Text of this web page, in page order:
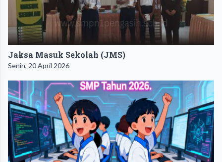
Jaksa Masuk Sekolah (JMS)
Senin, 20 April 2026